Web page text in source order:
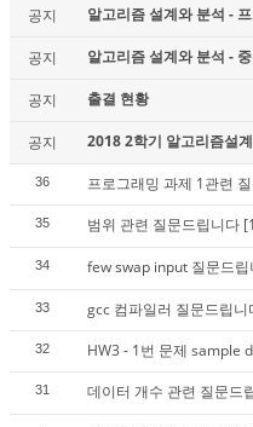
공지 알고리즘 설계와 분석 -
공지 알고리즘 설계와 분석 -
공지 출결 현황
공지 2018 2학기 알고리즘설
36 프로그래밍 과제 1관련
35 범위 관련 질문드립니다
34 few swap input 질문드립
33 gcc 컴파일러 질문드립니
32 HW3 - 1번 문제 sample
31 데이터 개수 관련 질문드